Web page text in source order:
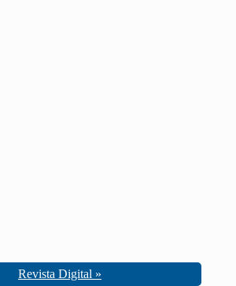
Revista Digital »